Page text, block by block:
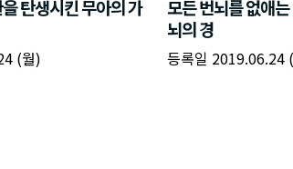
탄생시킨 무아의 가
(월)
모든 번뇌를 없애
뇌의 경
등록일 2019.06.24